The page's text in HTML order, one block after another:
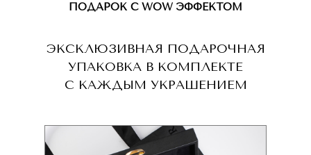
ЭКСКЛЮЗИВНАЯ ПОДАРОЧНАЯ
УПАКОВКА В КОМПЛЕКТЕ
С КАЖДЫМ УКРАШЕНИЕМ
ПОДАРОК С WOW ЭФФЕКТОМ